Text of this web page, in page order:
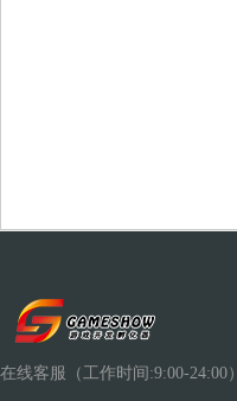
在线客服（工作时间:9:00-24:00）